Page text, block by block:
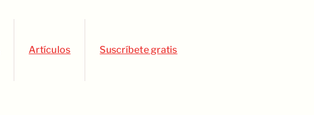
Artículos Suscríbete gratis